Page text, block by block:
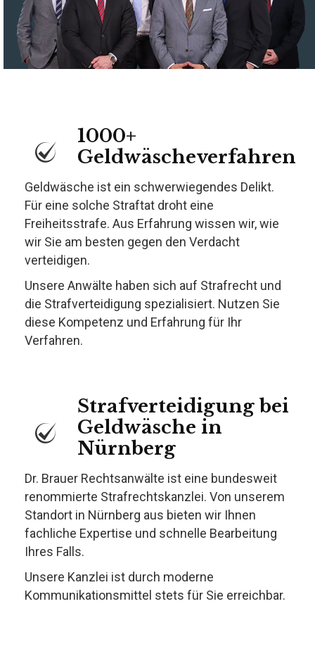
1000+
Geldwäscheverfahren
Geldwäsche ist ein schwerwiegendes Delikt.
Für eine solche Straftat droht eine
Freiheitsstrafe. Aus Erfahrung wissen wir, wie
wir Sie am besten gegen den Verdacht
verteidigen.
Unsere Anwälte haben sich auf Strafrecht und
die Strafverteidigung spezialisiert. Nutzen Sie
diese Kompetenz und Erfahrung für Ihr
Verfahren.
Strafverteidigung bei
Geldwäsche in
Nürnberg
Dr. Brauer Rechtsanwälte ist eine bundesweit
renommierte Strafrechtskanzlei. Von unserem
Standort in Nürnberg aus bieten wir Ihnen
fachliche Expertise und schnelle Bearbeitung
Ihres Falls.
Unsere Kanzlei ist durch moderne
Kommunikationsmittel stets für Sie erreichbar.